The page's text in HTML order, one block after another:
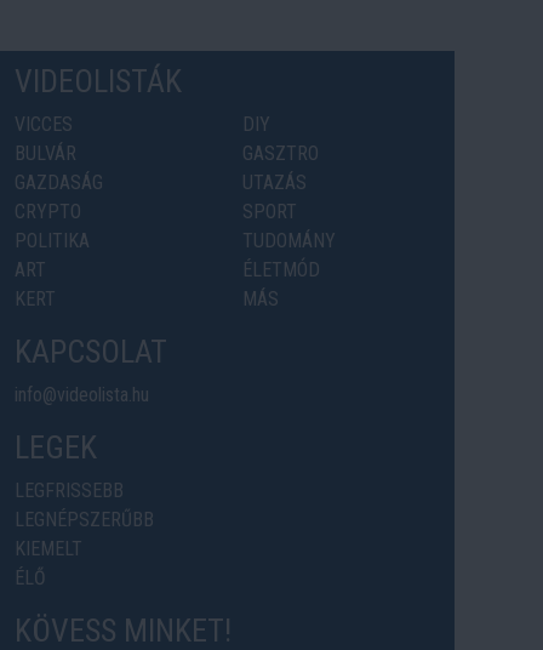
VIDEOLISTÁK
VICCES
BULVÁR
GAZDASÁG
CRYPTO
POLITIKA
ART
KERT
DIY
GASZTRO
UTAZÁS
SPORT
TUDOMÁNY
ÉLETMÓD
MÁS
KAPCSOLAT
info@videolista.hu
LEGEK
LEGFRISSEBB
LEGNÉPSZERŰBB
KIEMELT
ÉLŐ
KÖVESS MINKET!